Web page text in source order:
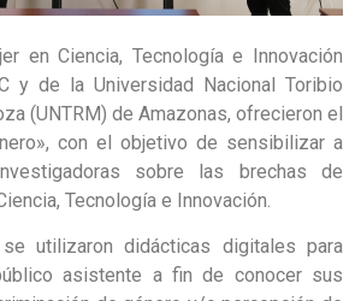
en Ciencia, Tecnología e Innovación
y de la Universidad Nacional Toribio
(UNTRM) de Amazonas, ofrecieron el
con el objetivo de sensibilizar a
sobre las brechas de
Tecnología e Innovación.
utilizaron didácticas digitales para
asistente a fin de conocer sus